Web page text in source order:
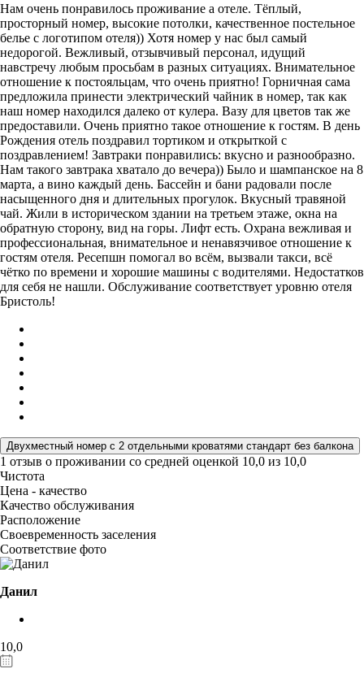
Нам очень понравилось проживание а отеле. Тёплый,
просторный номер, высокие потолки, качественное постельное
белье с логотипом отеля)) Хотя номер у нас был самый
недорогой. Вежливый, отзывчивый персонал, идущий
навстречу любым просьбам в разных ситуациях. Внимательное
отношение к постояльцам, что очень приятно! Горничная сама
предложила принести электрический чайник в номер, так как
наш номер находился далеко от кулера. Вазу для цветов так же
предоставили. Очень приятно такое отношение к гостям. В день
Рождения отель поздравил тортиком и открыткой с
поздравлением! Завтраки понравились: вкусно и разнообразно.
Нам такого завтрака хватало до вечера)) Было и шампанское на 8
марта, а вино каждый день. Бассейн и бани радовали после
насыщенного дня и длительных прогулок. Вкусный травяной
чай. Жили в историческом здании на третьем этаже, окна на
обратную сторону, вид на горы. Лифт есть. Охрана вежливая и
профессиональная, внимательное и ненавязчивое отношение к
гостям отеля. Ресепшн помогал во всём, вызвали такси, всё
чётко по времени и хорошие машины с водителями. Недостатков
для себя не нашли. Обслуживание соответствует уровню отеля
Бристоль!
Двухместный номер с 2 отдельными кроватями стандарт без балкона
1 отзыв о проживании со средней оценкой 10,0 из 10,0
Чистота
Цена - качество
Качество обслуживания
Расположение
Своевременность заселения
Соответствие фото
Данил
10,0